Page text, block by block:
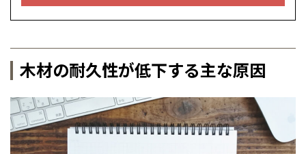
木材の耐久性が低下する主な原因